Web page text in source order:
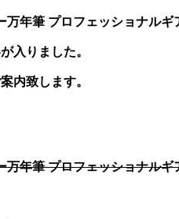
年筆 プロフェッショナル
入りました。
内致します。
年筆 プロフェッショナル